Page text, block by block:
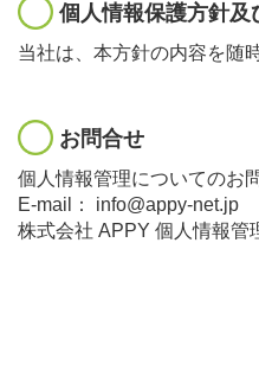
個人情報保護方針
当社は、本方針の内容を随
お問合せ
個人情報管理についてのお
E-mail： info@appy-net.jp
株式会社 APPY 個人情報管